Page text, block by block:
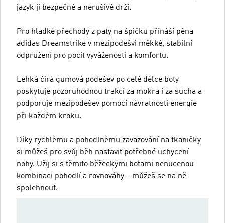
jazyk ji bezpečně a nerušivě drží.
Pro hladké přechody z paty na špičku přináší pěna
adidas Dreamstrike v mezipodešvi měkké, stabilní
odpružení pro pocit vyváženosti a komfortu.
Lehká čirá gumová podešev po celé délce boty
poskytuje pozoruhodnou trakci za mokra i za sucha a
podporuje mezipodešev pomocí návratnosti energie
při každém kroku.
Díky rychlému a pohodlnému zavazování na tkaničky
si můžeš pro svůj běh nastavit potřebné uchycení
nohy. Užij si s těmito běžeckými botami nenucenou
kombinaci pohodlí a rovnováhy – můžeš se na ně
spolehnout.